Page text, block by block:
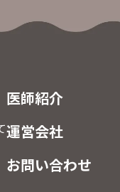
医師紹介
運営会社
お問い合わせ